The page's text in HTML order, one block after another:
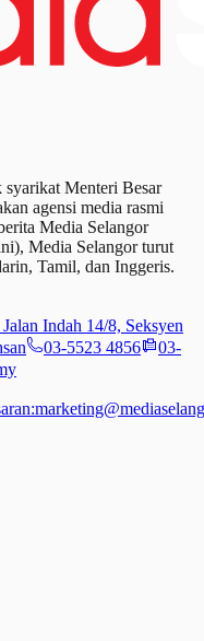
Menteri Besar
agensi media rasmi
Media Selangor
Media Selangor turut
Tamil, dan Inggeris.
Indah 14/8, Seksyen
03-5523 4856
03-